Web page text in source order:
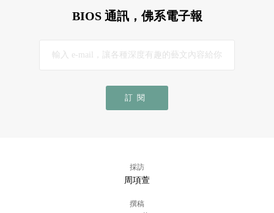
BIOS 通訊，佛系電子報
訂閱
採訪
周項萱
撰稿